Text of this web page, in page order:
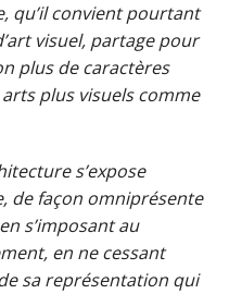
qu’il convient pourtant
visuel, partage pour
plus de caractères
arts plus visuels comme
s’expose
de façon omniprésente
s’imposant au
en ne cessant
sa représentation qui